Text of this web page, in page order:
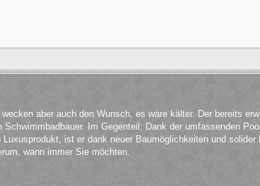
aber auch den Wunsch, es wäre kälter. Der bereits
Im Gegenteil: Dank der umfassenden
ist er dank neuer Baumöglichkeiten und
wann immer Sie möchten.